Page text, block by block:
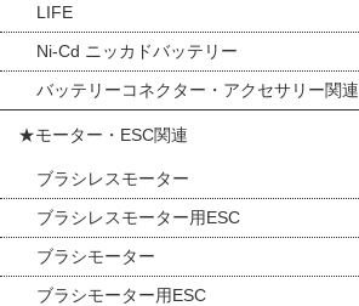
LIFE
Ni-Cd ニッカドバッテリー
バッテリーコネクター・アクセサリー関連
★モーター・ESC関連
ブラシレスモーター
ブラシレスモーター用ESC
ブラシモーター
ブラシモーター用ESC